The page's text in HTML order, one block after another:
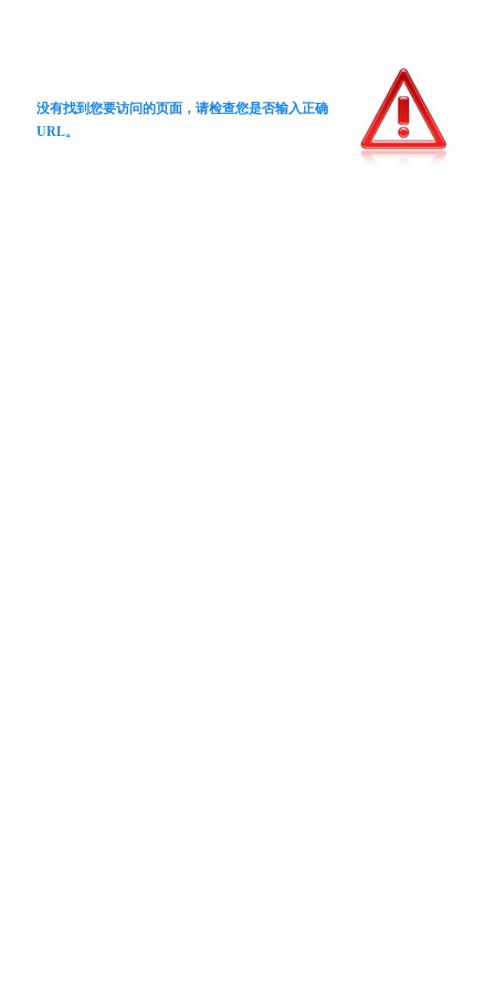
没有找到您要访问的页面，请检查您是否输入正确
URL。